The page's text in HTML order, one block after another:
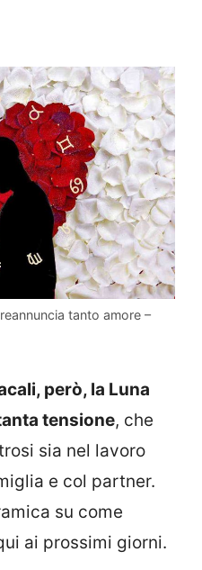
tanto amore –
però, la Luna
tensione, che
sia nel lavoro
e col partner.
su come
ai prossimi giorni.